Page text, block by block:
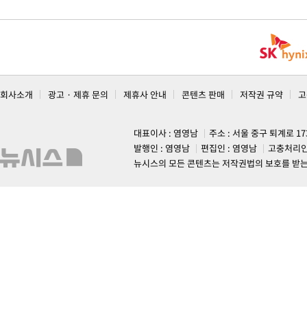
회사소개 광고 · 제휴 문의 제휴사 안내 콘텐츠 판매 저작권 규약
대표이사 : 염영남
주소 : 서울 중구 퇴계로
발행인 : 염영남
편집인 : 염영남
고충처리
뉴시스의 모든 콘텐츠는 저작권법의 보호를